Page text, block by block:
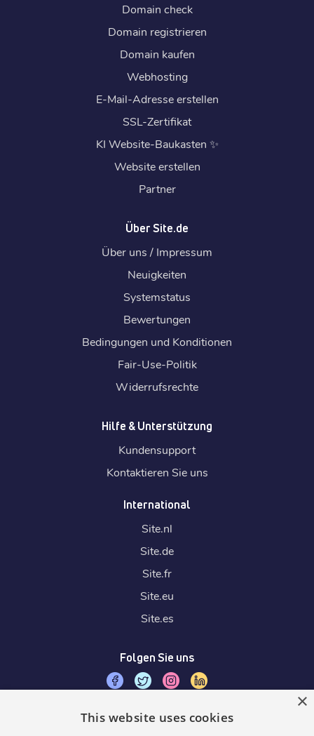
Domain check
Domain registrieren
Domain kaufen
Webhosting
E-Mail-Adresse erstellen
SSL-Zertifikat
KI Website-Baukasten ✨
Website erstellen
Partner
Über Site.de
Über uns / Impressum
Neuigkeiten
Systemstatus
Bewertungen
Bedingungen und Konditionen
Fair-Use-Politik
Widerrufsrechte
Hilfe & Unterstützung
Kundensupport
Kontaktieren Sie uns
International
Site.nl
Site.de
Site.fr
Site.eu
Site.es
Folgen Sie uns
Wir akzeptieren
×
This website uses cookies